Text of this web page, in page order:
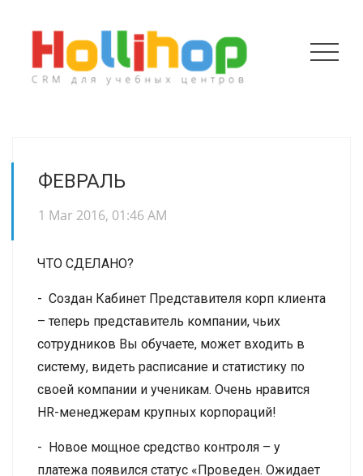
ФЕВРАЛЬ
1 Mar 2016, 01:46 AM
ЧТО СДЕЛАНО?
- Создан Кабинет Представителя корп клиента
– теперь представитель компании, чьих
сотрудников Вы обучаете, может входить в
систему, видеть расписание и статистику по
своей компании и ученикам. Очень нравится
HR-менеджерам крупных корпораций!
- Новое мощное средство контроля – у
платежа появился статус «Проведен. Ожидает